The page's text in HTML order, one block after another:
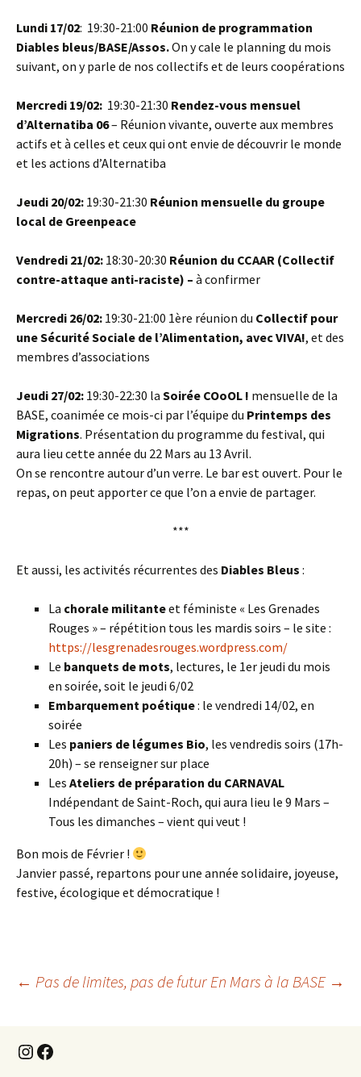
Lundi 17/02: 19:30-21:00 Réunion de programmation
Diables bleus/BASE/Assos.On y cale le planning du mois
suivant, on y parle de nos collectifs et de leurs coopérations
Mercredi 19/02: 19:30-21:30 Rendez-vous mensuel
d’Alternatiba 06– Réunion vivante, ouverte aux membres
actifs et à celles et ceux qui ont envie de découvrir le monde
et les actions d’Alternatiba
Jeudi 20/02: 19:30-21:30 Réunion mensuelle du groupe
local de Greenpeace
Vendredi 21/02: 18:30-20:30 Réunion du CCAAR (Collectif
contre-attaque anti-raciste) – à confirmer
Mercredi 26/02: 19:30-21:00 1ère réunion du Collectif pour
une Sécurité Sociale de l’Alimentation, avec VIVA!, et des
membres d’associations
Jeudi 27/02: 19:30-22:30 la Soirée COoOL ! mensuelle de la
BASE, coanimée ce mois-ci par l’équipe du Printemps des
Migrations. Présentation du programme du festival, qui
aura lieu cette année du 22 Mars au 13 Avril.
On se rencontre autour d’un verre. Le bar est ouvert. Pour le
repas, on peut apporter ce que l’on a envie de partager.
***
Et aussi, les activités récurrentes des Diables Bleus :
La chorale militanteet féministe « Les Grenades
Rouges » – répétition tous les mardis soirs – le site :
https://lesgrenadesrouges.wordpress.com/
Le banquets de mots, lectures, le 1er jeudi du mois
en soirée, soit le jeudi 6/02
Embarquement poétique: le vendredi 14/02, en
soirée
Les paniers de légumes Bio, les vendredis soirs (17h-
20h) – se renseigner sur place
Les Ateliers de préparation du CARNAVAL
Indépendant de Saint-Roch, qui aura lieu le 9 Mars –
Tous les dimanches – vient qui veut !
Bon mois de Février !
Janvier passé, repartons pour une année solidaire, joyeuse,
festive, écologique et démocratique !
Navigation
des
← Pas de limites, pas de futur En Mars à la BASE →
Instagram
Facebook